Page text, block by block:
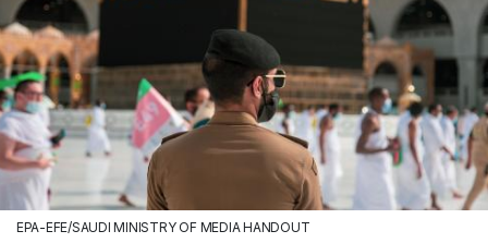
EPA-EFE/SAUDI MINISTRY OF MEDIA HANDOUT